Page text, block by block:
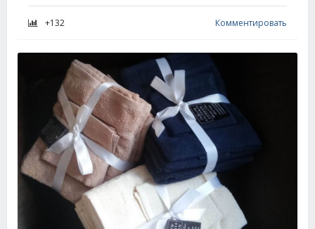
+132 Комментировать